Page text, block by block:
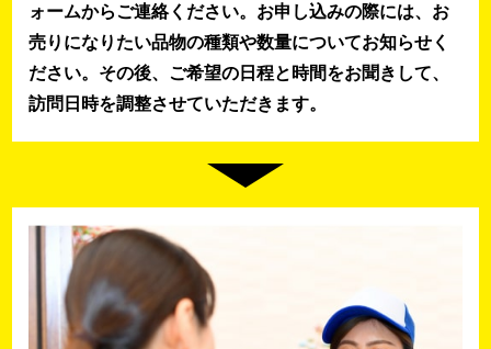
ォームからご連絡ください。お申し込みの際には、お
売りになりたい品物の種類や数量についてお知らせく
ださい。その後、ご希望の日程と時間をお聞きして、
訪問日時を調整させていただきます。